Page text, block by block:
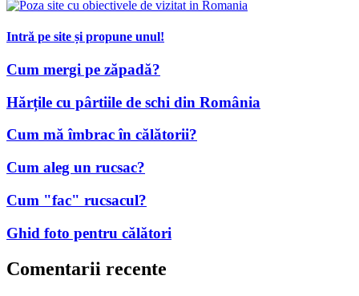
Intră pe site și propune unul!
Cum mergi pe zăpadă?
Hărțile cu pârtiile de schi din România
Cum mă îmbrac în călătorii?
Cum aleg un rucsac?
Cum "fac" rucsacul?
Ghid foto pentru călători
Comentarii recente